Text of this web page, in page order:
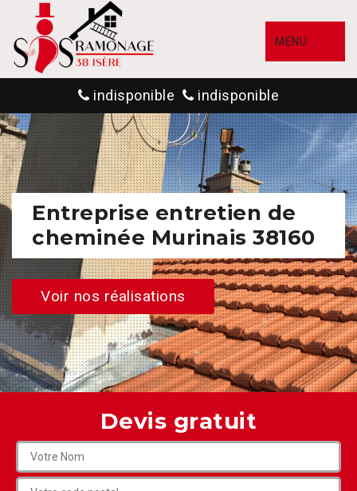
MENU
indisponible indisponible
Entreprise entretien de
cheminée Murinais 38160
Voir nos réalisations
Devis gratuit